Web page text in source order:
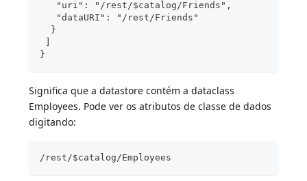
   "uri": "/rest/$catalog/Friends",
   "dataURI": "/rest/Friends"
  }
}
Significa que a datastore contém a dataclass
Employees. Pode ver os atributos de classe de dados
digitando:
/rest/$catalog/Employees